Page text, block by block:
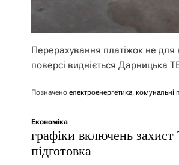
Перерахування платіжок не
поверсі видніється Дарницька
Позначено електроенергетика, комунальні
Економіка
графіки включень
підготовка